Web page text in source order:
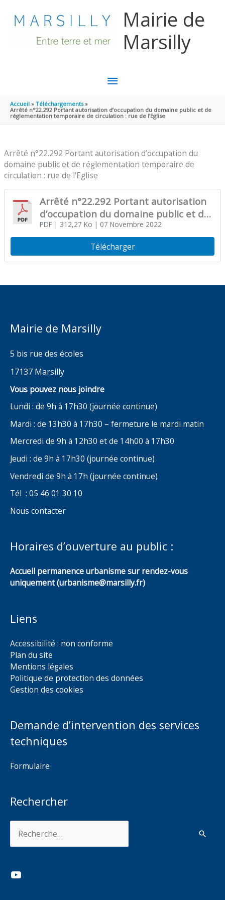
Mairie de
Marsilly
MENU
PRINCIPAL
Accueil
Téléchargements
Arrêté n°22.292 Portant autorisation d’occupation du domaine public et de
réglementation temporaire de circulation : rue de l’Eglise
Arrêté n°22.292 Portant autorisation d’occupation du
domaine public et de réglementation temporaire de
circulation : rue de l’Eglise
Arrêté n°22.292 Portant autorisation
d’occupation du domaine public et de
réglementation temporaire de
circulation : rue de l’Eglise
PDF| 312,27 Ko | 07 Novembre 2022
Télécharger
Mairie de Marsilly
5 bis rue des écoles
17137 Marsilly
Vous pouvez nous joindre
Lundi : de 9h à 17h30 (journée continue)
Mardi : de 13h30 à 17h30 – fermeture le mardi matin
Mercredi de 9h à 12h30 et de 14h00 à 17h30
Jeudi : de 9h à 17h30 (journée continue)
Vendredi de 9h à 17h (journée continue)
Tél : 05 46 01 30 10
Nous contacter
Horaires d’ouverture au public :
Accueil permanence urbanisme sur rendez-vous
uniquement (urbanisme@marsilly.fr)
Liens
Accessibilité : non conforme
Plan du site
Mentions légales
Politique de protection des données
Gestion des cookies
Demande d’intervention des services
techniques
Formulaire
Rechercher
YouTube